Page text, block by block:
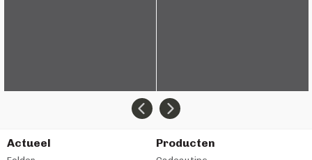
Actueel Producten